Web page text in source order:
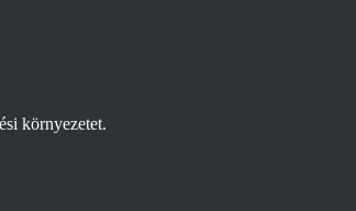
környezetet.